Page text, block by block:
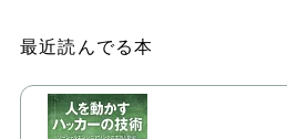
最近読んでる本